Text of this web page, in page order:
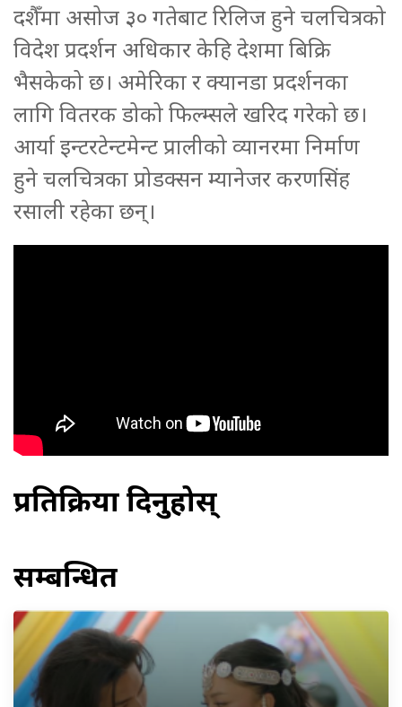
दशैँमा असोज ३० गतेबाट रिलिज हुने चलचित्रको
विदेश प्रदर्शन अधिकार केहि देशमा बिक्रि
भैसकेको छ। अमेरिका र क्यानडा प्रदर्शनका
लागि वितरक डोको फिल्म्सले खरिद गरेको छ।
आर्या इन्टरटेन्टमेन्ट प्रालीको व्यानरमा निर्माण
हुने चलचित्रका प्रोडक्सन म्यानेजर करणसिंह
रसाली रहेका छन्।
प्रतिक्रिया दिनुहोस्
सम्बन्धित